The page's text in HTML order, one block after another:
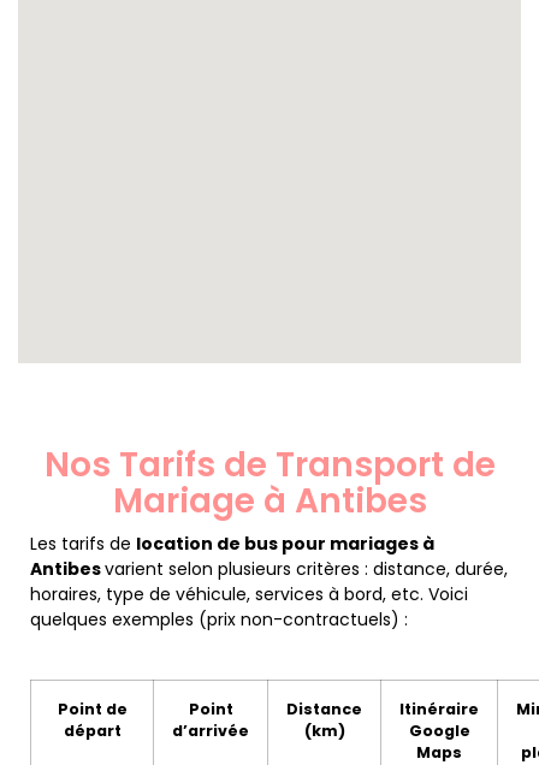
Nos Tarifs de Transport de
Mariage à Antibes
Les tarifs de location de bus pour mariages à
Antibesvarient selon plusieurs critères : distance, durée,
horaires, type de véhicule, services à bord, etc. Voici
quelques exemples (prix non-contractuels) :
Point de
départ
Point
d’arrivée
Distance
(km)
Itinéraire
Google
Maps